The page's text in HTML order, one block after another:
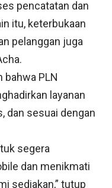
pencatatan dan
itu, keterbukaan
pelanggan juga
bahwa PLN
layanan
dan sesuai dengan
segera
dan menikmati
sediakan,” tutup